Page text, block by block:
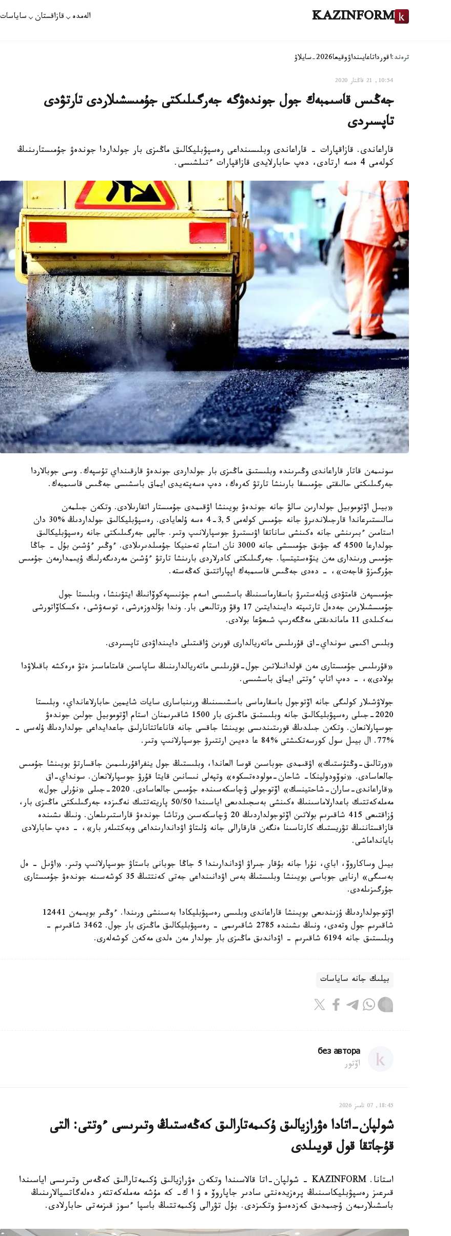
KAZINFORM الەمدە قازاقستان ساياسات
ترەند:اقورداتاعايىنداۋوقيعا2026-سايلاۋ
10:54, 21 قاڭتار 2020
جەڭىس قاسىمبەك جول جوندەۋگە جەرگىلىكتى جۇمىسشىلاردى تارتۋدى
تاپسىردى
قاراعاندى. قازاقپارات - قاراعاندى وبلىسىنداعى رەسپۋبليكالىق ماڭىزى بار جولداردا جوندەۋ جۇمىستارىنىڭ
كولەمى 4 ەسە ارتادى، دەپ حابارلايدى قازاقپارات ءتىلشىسى.
سونىمەن قاتار قاراعاندى وڭىرىندە وبلىستىق ماڭىزى بار جولداردى جوندەۋ قارقىنداي تۇسپەك. وسى جوبالاردا
جەرگىلىكتى حالىقتى جۇمىسقا بارىنشا تارتۋ كەرەك، دەپ ەسەپتەيدى ايماق باسشىسى جەڭىس قاسىمبەك.
«بيىل اۆتوموبيل جولدارىن سالۋ جانە جوندەۋ بويىنشا اۋقىمدى جۇمىستار اتقارىلادى. وتكەن جىلمەن
سالىستىرعاندا قارجىلاندىرۋ جانە جۇمىس كولەمى 3,5-4 ەسە ۇلعايادى. رەسپۋبليكالىق جولداردىڭ %30 دان
استامىن ءبىرىنشى جانە ەكىنشى ساناتقا اۋىستىرۋ جوسپارلانىپ وتىر. جالپى جەرگىلىكتى جانە رەسپۋبليكالىق
جولدارعا 4500 گە جۋىق جۇمىسشى جانە 3000 نان استام تەحنيكا جۇمىلدىرىلادى. ءوڭىر ءۇشىن بۇل - جاڭا
جۇمىس ورىندارى مەن ينۆەستيتسيا. جەرگىلىكتى كادرلاردى بارىنشا تارتۋ ءۇشىن مەردىگەرلىك ۇيىمدارمەن جۇمىس
جۇرگىزۋ قاجەت»، - دەدى جەڭىس قاسىمبەك اپپاراتتىق كەڭەستە.
جۇمىسپەن قامتۋدى ۇيلەستىرۋ باسقارماسىنىڭ باسشىسى اسەم جۇنىسپەكوۆانىڭ ايتۋىنشا، وبلىستا جول
جۇمىسشىلارىن جەدەل تارتىپتە دايىندايتىن 17 وقۋ ورتالىعى بار. وندا بۋلدوزەرشى، توسەۋشى، ەكسكاۆاتورشى
سەكىلدى 11 ماماندىقتى مەڭگەرىپ شىعۋعا بولادى.
وبلىس اكىمى سونداي-اق قۇرىلىس ماتەريالدارى قورىن ۋاقىتىلى دايىنداۋدى تاپسىردى.
«قۇرىلىس جۇمىستارى مەن قولدانىلاتىن جول-قۇرىلىس ماتەريالدارىنىڭ ساپاسىن قامتاماسىز ەتۋ ەرەكشە باقىلاۋدا
بولادى»، - دەپ اتاپ ءوتتى ايماق باسشىسى.
جولاۋشىلار كولىگى جانە اۆتوجول باسقارماسى باسشىسىنىڭ ورىنباسارى سايات شايمين حابارلاعانداي، وبلىستا
2020-جىلى رەسپۋبليكالىق جانە وبلىستىق ماڭىزى بار 1500 شاقىرىمنان استام اۆتوموبيل جولىن جوندەۋ
جوسپارلانعان. وتكەن جىلدىڭ قورىتىندىسى بويىنشا جاقسى جانە قاناعاتتانارلىق جاعدايداعى جولداردىڭ ۇلەسى -
%77. ال بيىل سول كورسەتكىشتى %84 عا دەيىن ارتتىرۋ جوسپارلانىپ وتىر.
«ورتالىق-وڭتۇستىك» اۋقىمدى جوباسىن قوسا العاندا، وبلىستىڭ جول ينفراقۇرىلىمىن جاقسارتۋ بويىنشا جۇمىس
جالعاسادى. «نوۆودولينكا- شاحان-مولودەتسكوە» وتپەلى نىسانىن قايتا قۇرۋ جوسپارلانعان. سونداي-اق
«قاراعاندى-ساران-شاحتينسك» اۆتوجولى ۋچاسكەسىندە جۇمىس جالعاسادى. 2020-جىلى «نۇرلى جول»
مەملەكەتتىك باعدارلاماسىنىڭ ەكىنشى بەسجىلدىعى اياسىندا 50/50 پاريتەتتىك نەگىزدە جەرگىلىكتى ماڭىزى بار،
ۇزاقتىعى 415 شاقىرىم بولاتىن اۆتوجولداردىڭ 20 ۋچاسكەسىن ورتاشا جوندەۋ قاراستىرىلعان. ونىڭ ىشىندە
قازاقستاننىڭ تۋريستىك كارتاسىنا ەنگەن قارقارالى جانە ۇلىتاۋ اۋداندارىنداعى وبەكتىلەر بار»، - دەپ حابارلادى
بايانداماشى.
بيىل وساكاروۆ، اباي، نۇرا جانە بۇقار جىراۋ اۋداندارىندا 5 جاڭا جوبانى باستاۋ جوسپارلانىپ وتىر. «اۋىل - ەل
بەسىگى» ارنايى جوباسى بويىنشا وبلىستىڭ بەس اۋدانىنداعى جەتى كەنتتىڭ 35 كوشەسىنە جوندەۋ جۇمىستارى
جۇرگىزىلەدى.
اۆتوجولداردىڭ ۇزىندىعى بويىنشا قاراعاندى وبلىسى رەسپۋبليكادا بەسىنشى ورىندا. ءوڭىر بويىمەن 12441
شاقىرىم جول وتەدى، ونىڭ ىشىندە 2785 شاقىرىمى - رەسپۋبليكالىق ماڭىزى بار جول. 3462 شاقىرىم -
وبلىستىق جانە 6194 شاقىرىم - اۋداندىق ماڭىزى بار جولدار مەن ەلدى مەكەن كوشەلەرى.
بيلىك جانە ساياسات
без автора
اۆتور
18:45, 07 تامىز 2026
شولپان-اتادا ەۋرازيالىق ۇكىمەتارالىق كەڭەستىڭ وتىرىسى ءوتتى: التى
قۇجاتقا قول قويىلدى
استانا. KAZINFORM - شولپان-اتا قالاسىندا وتكەن ەۋرازيالىق ۇكىمەتارالىق كەڭەس وتىرىسى اياسىندا
قىرعىز رەسپۋبليكاسىنىڭ پرەزيدەنتى سادىر جاپاروۆ ە ۇ ا ك- كە مۇشە مەملەكەتتەر دەلەگاتسيالارىنىڭ
باسشىلارىمەن ۇجىمدىق كەزدەسۋ وتكىزدى. بۇل تۋرالى ۇكىمەتتىڭ باسپا ءسوز قىزمەتى حابارلادى.